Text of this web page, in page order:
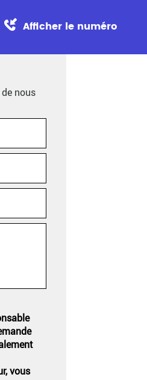
Afficher le numéro
nous
vous